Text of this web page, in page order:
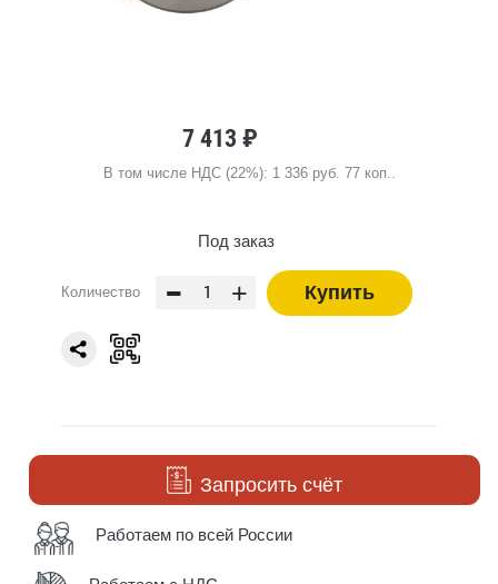
7 413 ₽
В том числе НДС (22%): 1 336 руб. 77 коп..
Под заказ
Количество - + Купить
Запросить счёт
Работаем по всей России